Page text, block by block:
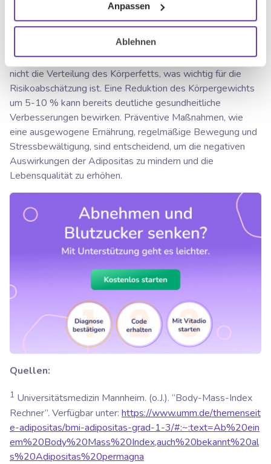
Anpassen
Ablehnen
Der Body-Mass-Index (BMI) ist ein weit verbreiteter
Indikator, um Übergewicht zu klassifizieren, indem das
Gewicht im Verhältnis zur Körpergröße bewertet wird.
Obwohl der BMI nützlich ist, berücksichtigt diese Methode
nicht die Verteilung des Körperfetts, was wichtig für die
Risikoabschätzung ist. Eine Reduktion des Körpergewichts
um 5-10 % kann bereits deutliche gesundheitliche
Verbesserungen bewirken. Präventive Maßnahmen, wie
eine ausgewogene Ernährung, regelmäßige Bewegung und
Stressbewältigung, sind entscheidend, um die negativen
Auswirkungen der Adipositas zu mindern und die
Lebensqualität zu erhöhen.
Quellen:
1 Universitätsmedizin Mannheim. (o.J.). “Body-Mass-Index
Rechner”. Verfügbar unter: https://www.umm.de/themenseit
e-adipositas/bmi-adipositas-grad-1-3/#:~:text=Ab%20ein
em%20Body%20Mass%20Index,auch%20bekannt%20al
s%20Adipositas%20permagna